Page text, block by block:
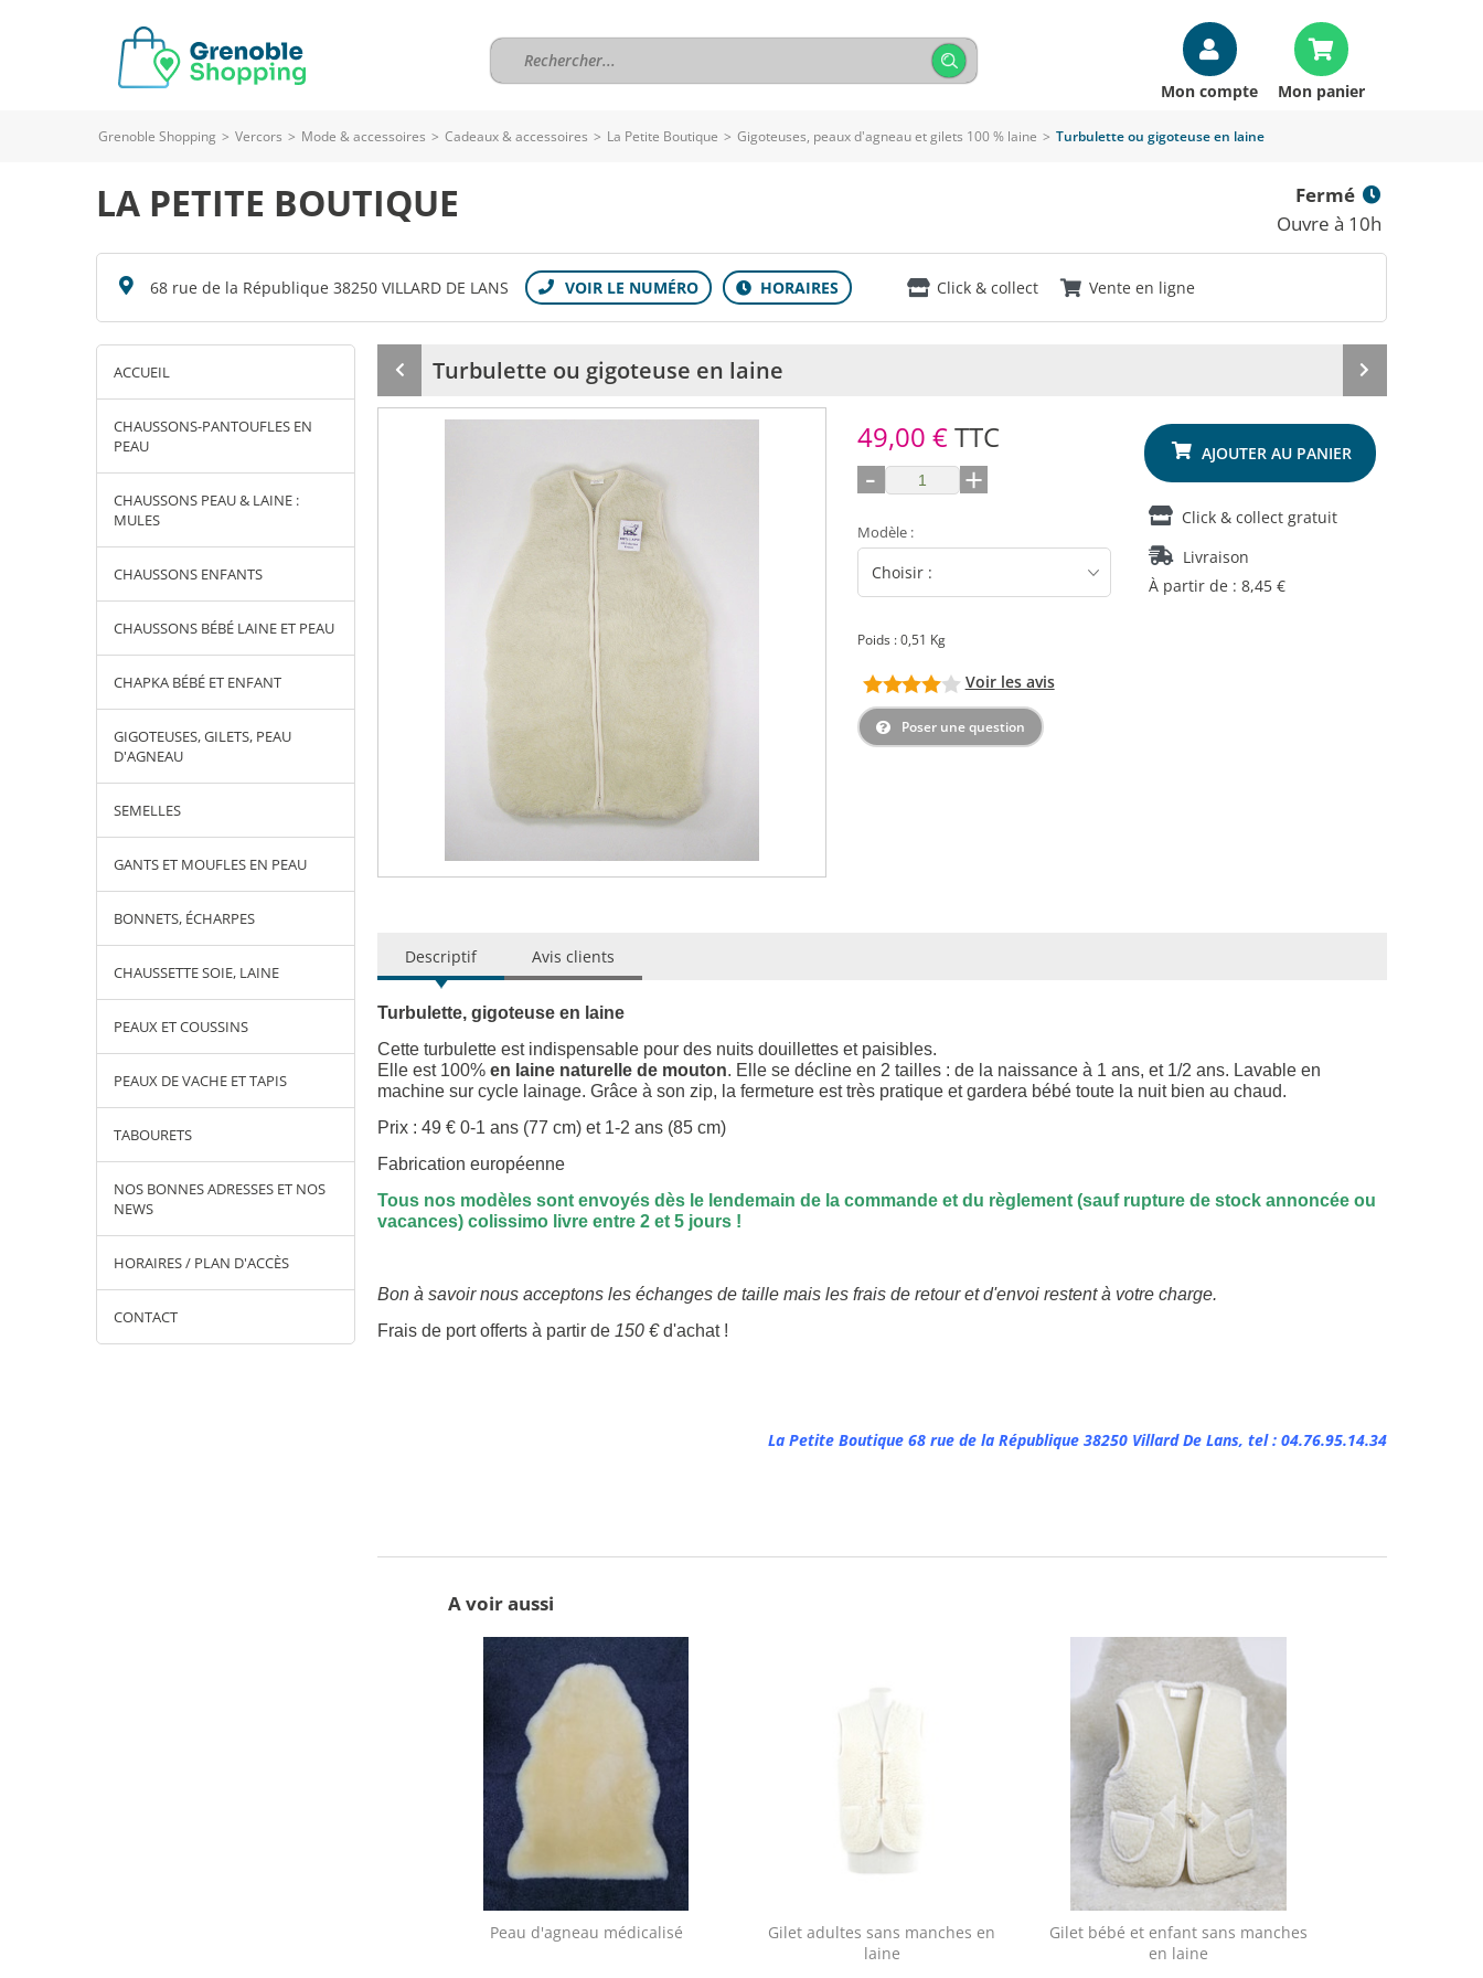
Mon compte Mon panier
Grenoble Shopping > Vercors > Mode & accessoires > Cadeaux & accessoires > La Petite Boutique > Gigoteuses, peaux d'agneau et gilets 100 % laine > Turbulette ou gigoteuse en laine
LA PETITE BOUTIQUE
Fermé
Ouvre à 10h
68 rue de la République 38250 VILLARD DE LANS Click & collect Vente en ligne
ACCUEIL
CHAUSSONS-PANTOUFLES EN
PEAU
CHAUSSONS PEAU & LAINE :
MULES
CHAUSSONS ENFANTS
CHAUSSONS BÉBÉ LAINE ET PEAU
CHAPKA BÉBÉ ET ENFANT
GIGOTEUSES, GILETS, PEAU
D'AGNEAU
SEMELLES
GANTS ET MOUFLES EN PEAU
BONNETS, ÉCHARPES
CHAUSSETTE SOIE, LAINE
PEAUX ET COUSSINS
PEAUX DE VACHE ET TAPIS
TABOURETS
NOS BONNES ADRESSES ET NOS
NEWS
HORAIRES / PLAN D'ACCÈS
CONTACT
Produit
précédent
Turbulette ou gigoteuse en laine
Produit
suivant
49,00 €TTC
- +
Modèle:
Poids : 0,51 Kg
Voir les avis
Poser une question
Click & collect gratuit
Livraison
À partir de : 8,45 €
Descriptif Avis clients
Turbulette, gigoteuse en laine
Cette turbulette est indispensable pour des nuits douillettes et paisibles.
Elle est 100% en laine naturelle de mouton. Elle se décline en 2 tailles : de la naissance à 1 ans, et 1/2 ans. Lavable en
machine sur cycle lainage. Grâce à son zip, la fermeture est très pratique et gardera bébé toute la nuit bien au chaud.
Prix : 49 € 0-1 ans (77 cm) et 1-2 ans (85 cm)
Fabrication européenne
Tous nos modèles sont envoyés dès le lendemain de la commande et du règlement (sauf rupture de stock annoncée ou
vacances) colissimo livre entre 2 et 5 jours !
Bon à savoir nous acceptons les échanges de taille mais les frais de retour et d'envoi restent à votre charge.
Frais de port offerts à partir de 150 €d'achat !
La Petite Boutique 68 rue de la République 38250 Villard De Lans, tel : 04.76.95.14.34
A voir aussi
Peau d'agneau médicalisé
Gilet adultes sans manches en
laine
Gilet bébé et enfant sans manches
en laine